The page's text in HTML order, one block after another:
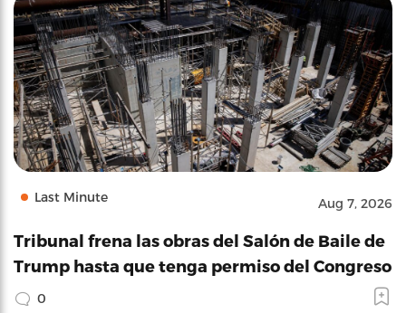
Last Minute Aug 7, 2026
Tribunal frena las obras del Salón de Baile de
Trump hasta que tenga permiso del Congreso
0